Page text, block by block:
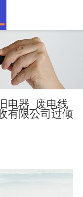
电器_废电线
有限公司过倾